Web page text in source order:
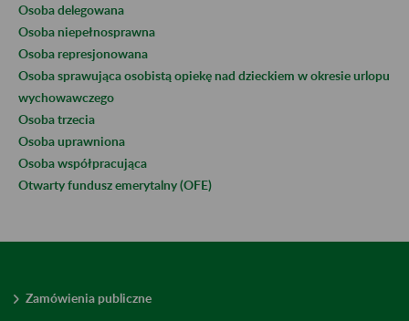
Osoba delegowana
Osoba niepełnosprawna
Osoba represjonowana
Osoba sprawująca osobistą opiekę nad dzieckiem w okresie urlopu
wychowawczego
Osoba trzecia
Osoba uprawniona
Osoba współpracująca
Otwarty fundusz emerytalny (OFE)
Zamówienia publiczne